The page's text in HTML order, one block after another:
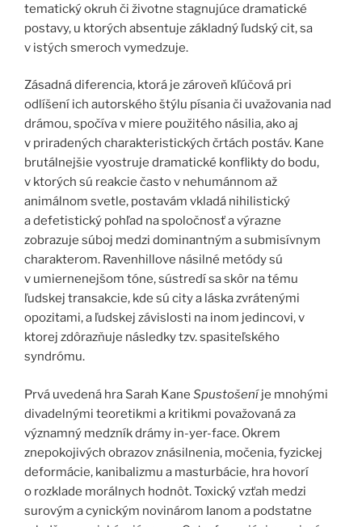
tematický okruh či životne stagnujúce dramatické
postavy, u ktorých absentuje základný ľudský cit, sa
v istých smeroch vymedzuje.
Zásadná diferencia, ktorá je zároveň kľúčová pri
odlíšení ich autorského štýlu písania či uvažovania nad
drámou, spočíva v miere použitého násilia, ako aj
v priradených charakteristických črtách postáv. Kane
brutálnejšie vyostruje dramatické konflikty do bodu,
v ktorých sú reakcie často v nehumánnom až
animálnom svetle, postavám vkladá nihilistický
a defetistický pohľad na spoločnosť a výrazne
zobrazuje súboj medzi dominantným a submisívnym
charakterom. Ravenhillove násilné metódy sú
v umiernenejšom tóne, sústredí sa skôr na tému
ľudskej transakcie, kde sú city a láska zvrátenými
opozitami, a ľudskej závislosti na inom jedincovi, v
ktorej zdôrazňuje následky tzv. spasiteľského
syndrómu.
Prvá uvedená hra Sarah Kane Spustošeníje mnohými
divadelnými teoretikmi a kritikmi považovaná za
významný medzník drámy in-yer-face. Okrem
znepokojivých obrazov znásilnenia, močenia, fyzickej
deformácie, kanibalizmu a masturbácie, hra hovorí
o rozklade morálnych hodnôt. Toxický vzťah medzi
surovým a cynickým novinárom Ianom a podstatne